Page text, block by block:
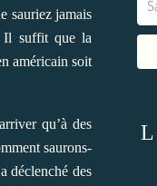
sauriez jamais
Il suffit que la
américain soit
qu’à des
saurons-
déclenché des